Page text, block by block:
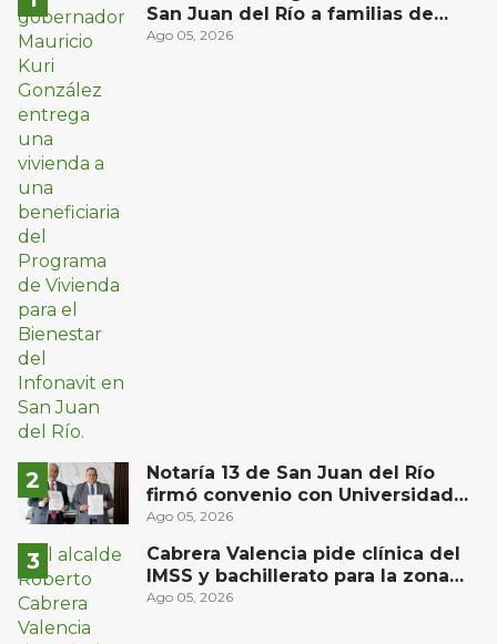
San Juan del Río a familias de
bajos ingresos
Ago 05, 2026
Notaría 13 de San Juan del Río
firmó convenio con Universidad
Privada del Bajío para recibir
Ago 05, 2026
Cabrera Valencia pide clínica del
IMSS y bachillerato para la zona
oriente de San Juan del Río
Ago 05, 2026